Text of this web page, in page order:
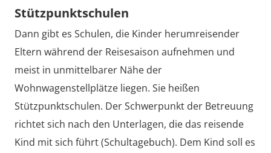
Stützpunktschulen
Dann gibt es Schulen, die Kinder herumreisender
Eltern während der Reisesaison aufnehmen und
meist in unmittelbarer Nähe der
Wohnwagenstellplätze liegen. Sie heißen
Stützpunktschulen. Der Schwerpunkt der Betreuung
richtet sich nach den Unterlagen, die das reisende
Kind mit sich führt (Schultagebuch). Dem Kind soll es